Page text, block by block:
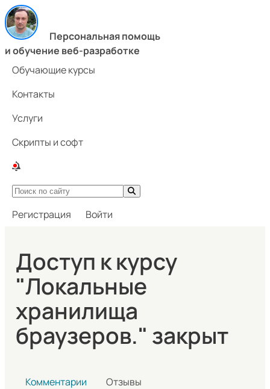
Персональная помощь
и обучение веб-разработке
Обучающие курсы
Контакты
Услуги
Скрипты и софт
Регистрация Войти
Доступ к курсу
"Локальные
хранилища
браузеров." закрыт
Комментарии Отзывы